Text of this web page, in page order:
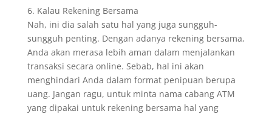
6. Kalau Rekening Bersama
Nah, ini dia salah satu hal yang juga sungguh-
sungguh penting. Dengan adanya rekening bersama,
Anda akan merasa lebih aman dalam menjalankan
transaksi secara online. Sebab, hal ini akan
menghindari Anda dalam format penipuan berupa
uang. Jangan ragu, untuk minta nama cabang ATM
yang dipakai untuk rekening bersama hal yang